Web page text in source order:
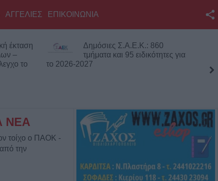
Twitter
RSS
Επικοινωνία με το
KarditsaLive.Net
ΑΓΓΕΛΙΕΣ ΕΠΙΚΟΙΝΩΝΙΑ
έκταση
–
το
Δημόσιες Σ.Α.Ε.Κ.: 860
τμήματα και 95 ειδικότητες για
το 2026-2027
ΝΕΑ
τοίχο ο ΠΑΟΚ -
την